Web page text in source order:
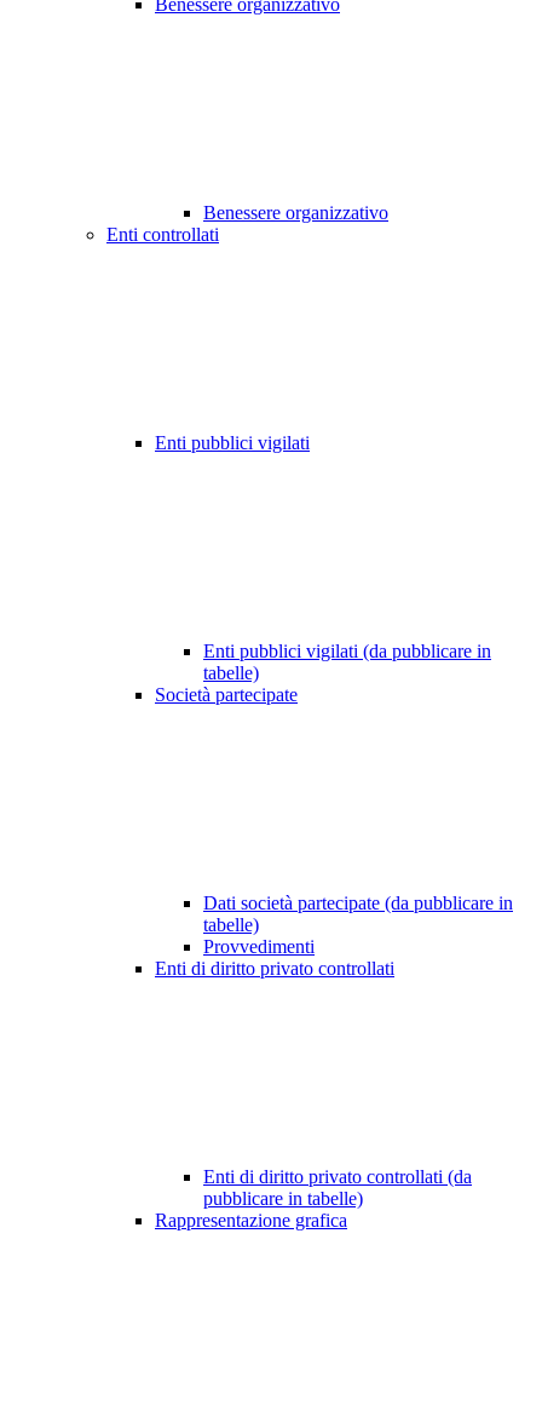
Benessere organizzativo
Benessere organizzativo
Enti controllati
Enti pubblici vigilati
Enti pubblici vigilati (da pubblicare in
tabelle)
Società partecipate
Dati società partecipate (da pubblicare in
tabelle)
Provvedimenti
Enti di diritto privato controllati
Enti di diritto privato controllati (da
pubblicare in tabelle)
Rappresentazione grafica